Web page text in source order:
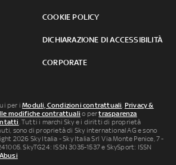
COOKIE POLICY
DICHIARAZIONE DI ACCESSIBILITÀ
CORPORATE
per iModuli, Condizioni contrattuali, Privacy &
modifiche contrattuali o pertrasparenza
. Tutti i marchi Sky e i diritti di proprietà
sono di proprietà di Sky international AG e sono
2026 Sky Italia - Sky Italia Srl Via Monte Penice, 7 -
SkyTG24: ISSN 3035-1537 e SkySport: ISSN